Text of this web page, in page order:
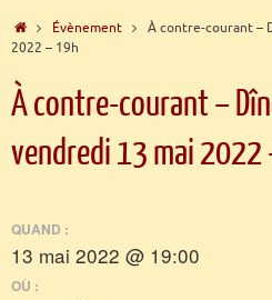
AccueilÉvènement
À contre-courant –
2022 – 19h
À contre-courant –
vendredi 13 mai 2022
QUAND :
13 mai 2022 @ 19:00
OÙ :